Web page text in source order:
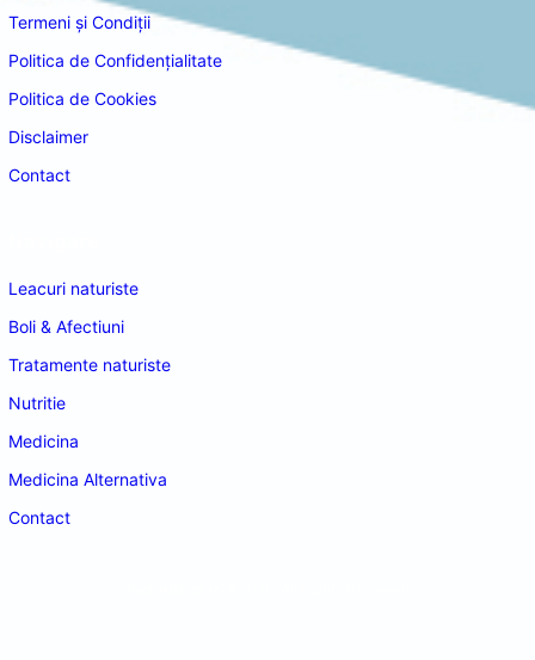
Termeni și Condiții
Politica de Confidențialitate
Politica de Cookies
Disclaimer
Contact
Leacuri naturiste
Boli & Afectiuni
Tratamente naturiste
Nutritie
Medicina
Medicina Alternativa
Contact